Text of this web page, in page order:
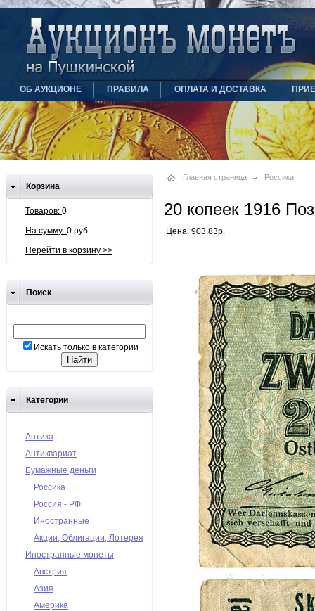
ОБ АУКЦИОНЕ ПРАВИЛА ОПЛАТА И ДОСТАВКА
Корзина
Товаров: 0
На сумму: 0 руб.
Перейти в корзину >>
Поиск
Искать только в категории
Категории
Антика
Антиквариат
Бумажные деньги
Россика
Россия - РФ
Иностранные
Акции, Облигации, Лотерея
Иностранные монеты
Австрия
Азия
Америка
Главная страница Россика
20 копеек 1916
Цена: 903.83р.